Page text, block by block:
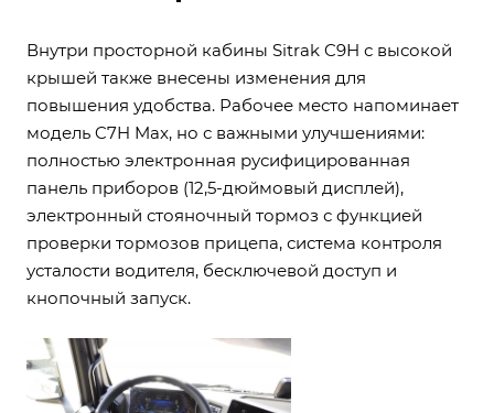
Внутри просторной кабины Sitrak C9Н с высокой
крышей также внесены изменения для
повышения удобства. Рабочее место напоминает
модель C7H Max, но с важными улучшениями:
полностью электронная русифицированная
панель приборов (12,5-дюймовый дисплей),
электронный стояночный тормоз с функцией
проверки тормозов прицепа, система контроля
усталости водителя, бесключевой доступ и
кнопочный запуск.